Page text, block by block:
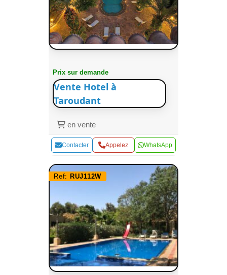
Prix sur demande
Vente Hotel à
Taroudant
en vente
Contacter Appelez WhatsApp
Ref: RUJ112W